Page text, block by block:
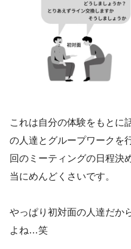
これは自分の体験をもとに
の人達とグループワークを
回のミーティングの日程決
当にめんどくさいです。
やっぱり初対面の人達だか
よね…笑